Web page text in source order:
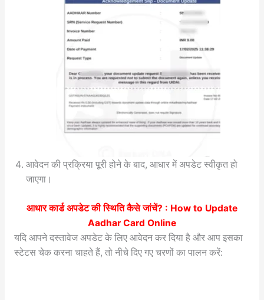
आवेदन की प्रक्रिया पूरी होने के बाद, आधार में अपडेट स्वीकृत हो
जाएगा।
आधार कार्ड अपडेट की स्थिति कैसे जांचें? : How to Update
Aadhar Card Online
यदि आपने दस्तावेज अपडेट के लिए आवेदन कर दिया है और आप इसका
स्टेटस चेक करना चाहते हैं, तो नीचे दिए गए चरणों का पालन करें: